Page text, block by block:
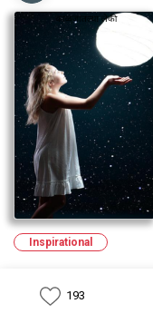
Inspirational
193